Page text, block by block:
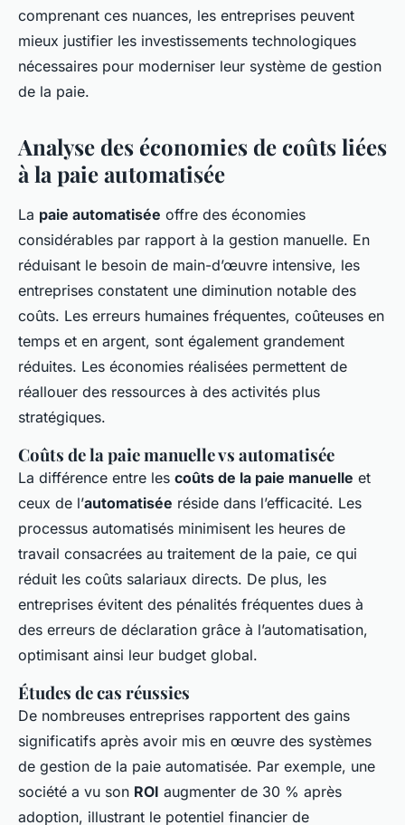
comprenant ces nuances, les entreprises peuvent
mieux justifier les investissements technologiques
nécessaires pour moderniser leur système de gestion
de la paie.
Analyse des économies de coûts liées
à la paie automatisée
La paie automatisée offre des économies
considérables par rapport à la gestion manuelle. En
réduisant le besoin de main-d’œuvre intensive, les
entreprises constatent une diminution notable des
coûts. Les erreurs humaines fréquentes, coûteuses en
temps et en argent, sont également grandement
réduites. Les économies réalisées permettent de
réallouer des ressources à des activités plus
stratégiques.
Coûts de la paie manuelle vs automatisée
La différence entre les coûts de la paie manuelle et
ceux de l’automatisée réside dans l’efficacité. Les
processus automatisés minimisent les heures de
travail consacrées au traitement de la paie, ce qui
réduit les coûts salariaux directs. De plus, les
entreprises évitent des pénalités fréquentes dues à
des erreurs de déclaration grâce à l’automatisation,
optimisant ainsi leur budget global.
Études de cas réussies
De nombreuses entreprises rapportent des gains
significatifs après avoir mis en œuvre des systèmes
de gestion de la paie automatisée. Par exemple, une
société a vu son ROI augmenter de 30 % après
adoption, illustrant le potentiel financier de